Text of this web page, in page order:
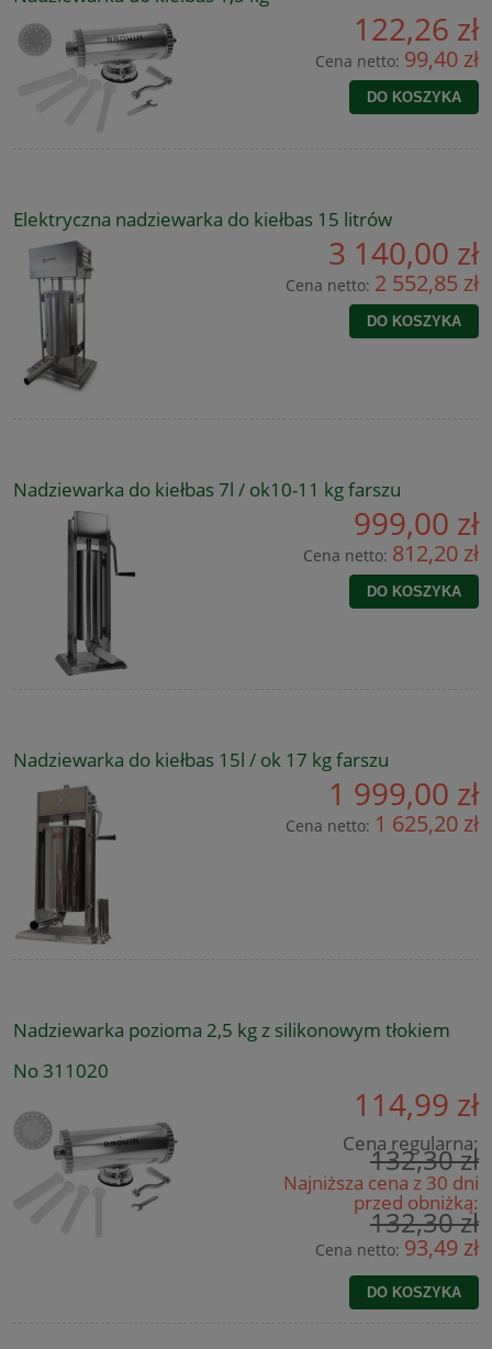
122,26 zł
Cena netto: 99,40 zł
DO KOSZYKA
Elektryczna nadziewarka do kiełbas 15 litrów
3 140,00 zł
Cena netto: 2 552,85 zł
DO KOSZYKA
Nadziewarka do kiełbas 7l / ok10-11 kg farszu
999,00 zł
Cena netto: 812,20 zł
DO KOSZYKA
Nadziewarka do kiełbas 15l / ok 17 kg farszu
1 999,00 zł
Cena netto: 1 625,20 zł
Nadziewarka pozioma 2,5 kg z silikonowym tłokiem
No 311020
114,99 zł
Cena regularna:
132,30 zł
Najniższa cena z 30 dni
przed obniżką:
132,30 zł
Cena netto: 93,49 zł
DO KOSZYKA